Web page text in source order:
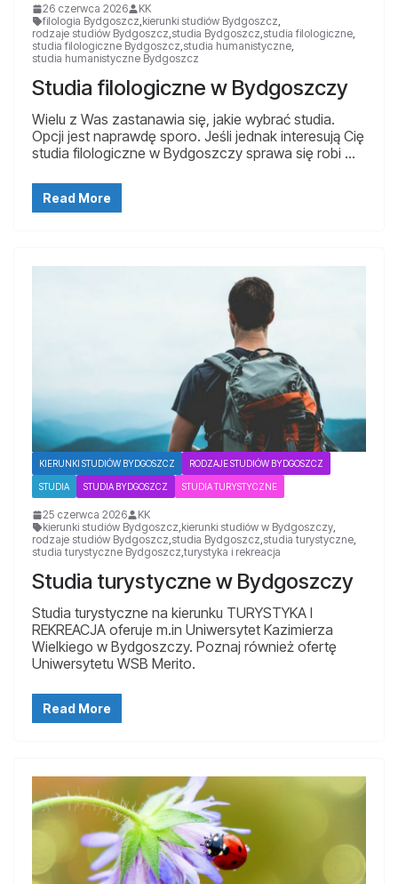
26 czerwca 2026
KK
filologia Bydgoszcz kierunki studiów Bydgoszcz
rodzaje studiów Bydgoszcz studia Bydgoszcz studia filologiczne
studia filologiczne Bydgoszcz studia humanistyczne
studia humanistyczne Bydgoszcz
Studia filologiczne w Bydgoszczy
Wielu z Was zastanawia się, jakie wybrać studia.
Opcji jest naprawdę sporo. Jeśli jednak interesują Cię
studia filologiczne w Bydgoszczy sprawa się robi …
Read More
KIERUNKI STUDIÓW BYDGOSZCZ RODZAJE STUDIÓW BYDGOSZCZ
STUDIA STUDIA BYDGOSZCZ STUDIA TURYSTYCZNE
25 czerwca 2026
KK
kierunki studiów Bydgoszcz kierunki studiów w Bydgoszczy
rodzaje studiów Bydgoszcz studia Bydgoszcz studia turystyczne
studia turystyczne Bydgoszcz turystyka i rekreacja
Studia turystyczne w Bydgoszczy
Studia turystyczne na kierunku TURYSTYKA I
REKREACJA oferuje m.in Uniwersytet Kazimierza
Wielkiego w Bydgoszczy. Poznaj również ofertę
Uniwersytetu WSB Merito.
Read More